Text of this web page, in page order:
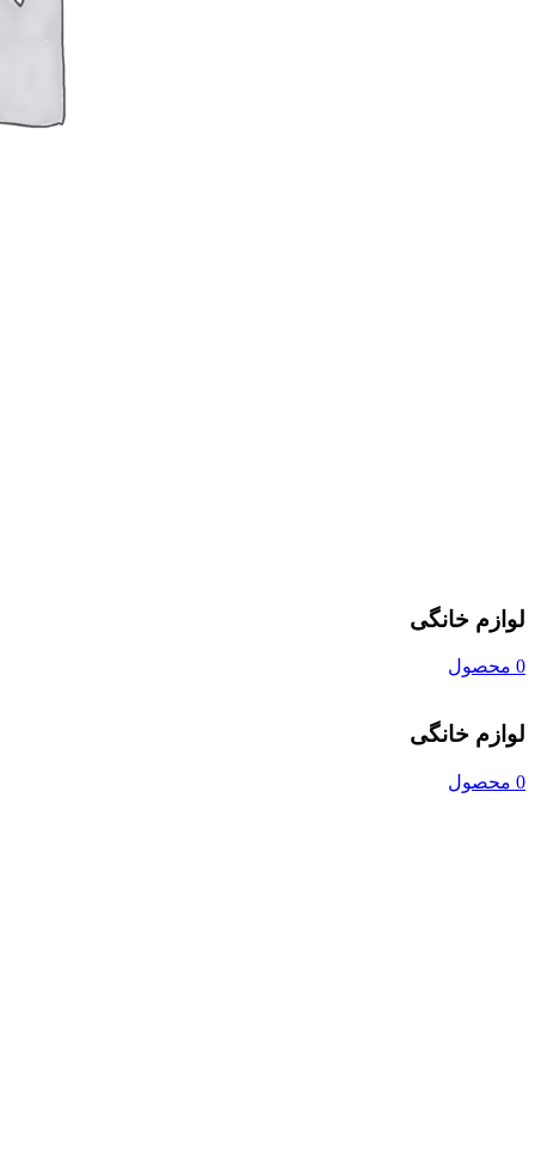
لوازم خانگی
0 محصول
لوازم خانگی
0 محصول